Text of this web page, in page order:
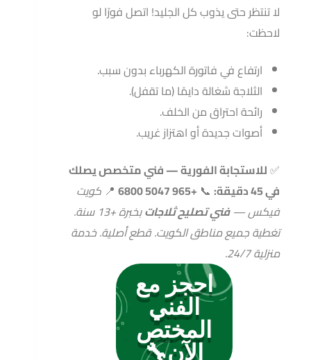
لا تنتظر حتى يذوب كل الجليد! اتصل فورًا لو
لاحظت:
ارتفاع في فاتورة الكهرباء بدون سبب.
الثلاجة شغالة دايمًا (ما تقفل).
رائحة احتراق من الخلف.
أصوات جديدة أو اهتزاز غريب.
✅للاستجابة الفورية — فني متخصص يصلك
في 45 دقيقة:
📞
+965 5047 6800
📍 كويت
فيكس —فني تصليح ثلاجات
بخبرة +13 سنة.
تغطية جميع مناطق الكويت. قطع أصلية. خدمة
منزلية 24/7.
احجز مع
الفني
المختص
الآن🔧